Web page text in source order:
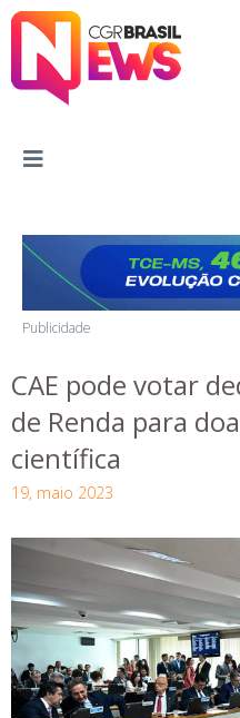
Publicidade
CAE pode votar
de Renda para
científica
19, maio 2023